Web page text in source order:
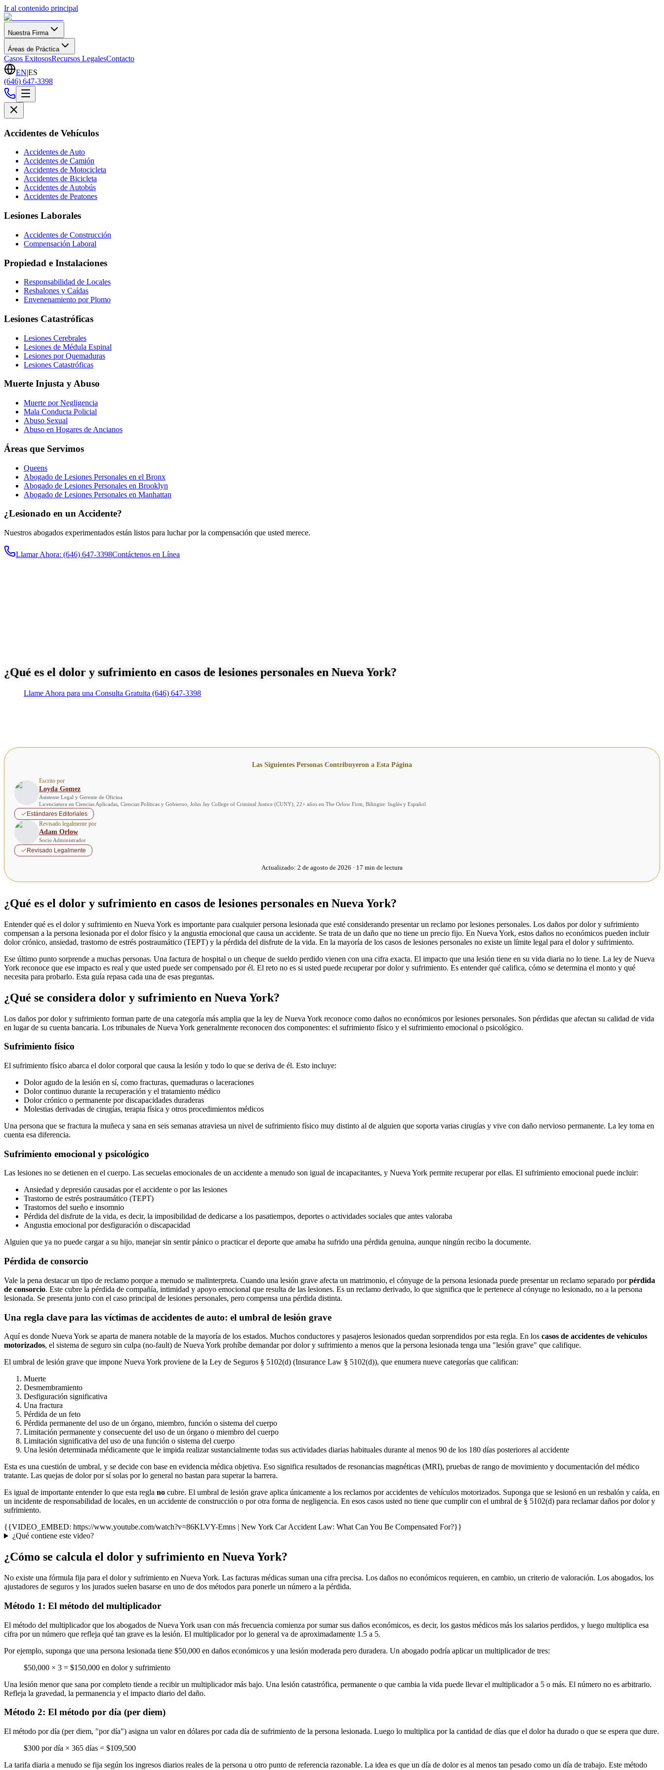
Ir al contenido principal
Nuestra Firma
Áreas de Práctica
Casos ExitososRecursos LegalesContacto
EN|ES
(646) 647-3398
Accidentes de Vehículos
Accidentes de Auto
Accidentes de Camión
Accidentes de Motocicleta
Accidentes de Bicicleta
Accidentes de Autobús
Accidentes de Peatones
Lesiones Laborales
Accidentes de Construcción
Compensación Laboral
Propiedad e Instalaciones
Responsabilidad de Locales
Resbalones y Caídas
Envenenamiento por Plomo
Lesiones Catastróficas
Lesiones Cerebrales
Lesiones de Médula Espinal
Lesiones por Quemaduras
Lesiones Catastróficas
Muerte Injusta y Abuso
Muerte por Negligencia
Mala Conducta Policial
Abuso Sexual
Abuso en Hogares de Ancianos
Áreas que Servimos
Queens
Abogado de Lesiones Personales en el Bronx
Abogado de Lesiones Personales en Brooklyn
Abogado de Lesiones Personales en Manhattan
¿Lesionado en un Accidente?
Nuestros abogados experimentados están listos para luchar por la compensación que usted merece.
Llamar Ahora: (646) 647-3398Contáctenos en Línea
¿Qué es el dolor y sufrimiento en casos de lesiones personales en Nueva York?
Llame Ahora para una Consulta Gratuita (646) 647-3398
Las Siguientes Personas Contribuyeron a Esta Página
Escrito por
Loyda Gomez
Asistente Legal y Gerente de Oficina
Licenciatura en Ciencias Aplicadas, Ciencias Políticas y Gobierno, John Jay College of Criminal Justice (CUNY), 22+ años en The Orlow Firm, Bilingüe: Inglés y Español
Estándares Editoriales
Revisado legalmente por
Adam Orlow
Socio Administrador
Revisado Legalmente
Actualizado: 2 de agosto de 2026 · 17 min de lectura
¿Qué es el dolor y sufrimiento en casos de lesiones personales en Nueva York?
Entender qué es el dolor y sufrimiento en Nueva York es importante para cualquier persona lesionada que esté considerando presentar un reclamo por lesiones personales. Los daños por dolor y sufrimiento
compensan a la persona lesionada por el dolor físico y la angustia emocional que causa un accidente. Se trata de un daño que no tiene un precio fijo. En Nueva York, estos daños no económicos pueden incluir
dolor crónico, ansiedad, trastorno de estrés postraumático (TEPT) y la pérdida del disfrute de la vida. En la mayoría de los casos de lesiones personales no existe un límite legal para el dolor y sufrimiento.
Ese último punto sorprende a muchas personas. Una factura de hospital o un cheque de sueldo perdido vienen con una cifra exacta. El impacto que una lesión tiene en su vida diaria no lo tiene. La ley de Nueva
York reconoce que ese impacto es real y que usted puede ser compensado por él. El reto no es si usted puede recuperar por dolor y sufrimiento. Es entender qué califica, cómo se determina el monto y qué
necesita para probarlo. Esta guía repasa cada una de esas preguntas.
¿Qué se considera dolor y sufrimiento en Nueva York?
Los daños por dolor y sufrimiento forman parte de una categoría más amplia que la ley de Nueva York reconoce como daños no económicos por lesiones personales. Son pérdidas que afectan su calidad de vida
en lugar de su cuenta bancaria. Los tribunales de Nueva York generalmente reconocen dos componentes: el sufrimiento físico y el sufrimiento emocional o psicológico.
Sufrimiento físico
El sufrimiento físico abarca el dolor corporal que causa la lesión y todo lo que se deriva de él. Esto incluye:
Dolor agudo de la lesión en sí, como fracturas, quemaduras o laceraciones
Dolor continuo durante la recuperación y el tratamiento médico
Dolor crónico o permanente por discapacidades duraderas
Molestias derivadas de cirugías, terapia física y otros procedimientos médicos
Una persona que se fractura la muñeca y sana en seis semanas atraviesa un nivel de sufrimiento físico muy distinto al de alguien que soporta varias cirugías y vive con daño nervioso permanente. La ley toma en
cuenta esa diferencia.
Sufrimiento emocional y psicológico
Las lesiones no se detienen en el cuerpo. Las secuelas emocionales de un accidente a menudo son igual de incapacitantes, y Nueva York permite recuperar por ellas. El sufrimiento emocional puede incluir:
Ansiedad y depresión causadas por el accidente o por las lesiones
Trastorno de estrés postraumático (TEPT)
Trastornos del sueño e insomnio
Pérdida del disfrute de la vida, es decir, la imposibilidad de dedicarse a los pasatiempos, deportes o actividades sociales que antes valoraba
Angustia emocional por desfiguración o discapacidad
Alguien que ya no puede cargar a su hijo, manejar sin sentir pánico o practicar el deporte que amaba ha sufrido una pérdida genuina, aunque ningún recibo la documente.
Pérdida de consorcio
Vale la pena destacar un tipo de reclamo porque a menudo se malinterpreta. Cuando una lesión grave afecta un matrimonio, el cónyuge de la persona lesionada puede presentar un reclamo separado porpérdida
de consorcio. Este cubre la pérdida de compañía, intimidad y apoyo emocional que resulta de las lesiones. Es un reclamo derivado, lo que significa que le pertenece al cónyuge no lesionado, no a la persona
lesionada. Se presenta junto con el caso principal de lesiones personales, pero compensa una pérdida distinta.
Una regla clave para las víctimas de accidentes de auto: el umbral de lesión grave
Aquí es donde Nueva York se aparta de manera notable de la mayoría de los estados. Muchos conductores y pasajeros lesionados quedan sorprendidos por esta regla. En los casos de accidentes de vehículos
motorizados, el sistema de seguro sin culpa (no-fault) de Nueva York prohíbe demandar por dolor y sufrimiento a menos que la persona lesionada tenga una "lesión grave" que califique.
El umbral de lesión grave que impone Nueva York proviene de la Ley de Seguros § 5102(d) (Insurance Law § 5102(d)), que enumera nueve categorías que califican:
Muerte
Desmembramiento
Desfiguración significativa
Una fractura
Pérdida de un feto
Pérdida permanente del uso de un órgano, miembro, función o sistema del cuerpo
Limitación permanente y consecuente del uso de un órgano o miembro del cuerpo
Limitación significativa del uso de una función o sistema del cuerpo
Una lesión determinada médicamente que le impida realizar sustancialmente todas sus actividades diarias habituales durante al menos 90 de los 180 días posteriores al accidente
Esta es una cuestión de umbral, y se decide con base en evidencia médica objetiva. Eso significa resultados de resonancias magnéticas (MRI), pruebas de rango de movimiento y documentación del médico
tratante. Las quejas de dolor por sí solas por lo general no bastan para superar la barrera.
Es igual de importante entender lo que esta regla no cubre. El umbral de lesión grave aplica únicamente a los reclamos por accidentes de vehículos motorizados. Suponga que se lesionó en un resbalón y caída, en
un incidente de responsabilidad de locales, en un accidente de construcción o por otra forma de negligencia. En esos casos usted no tiene que cumplir con el umbral de § 5102(d) para reclamar daños por dolor y
sufrimiento.
{{VIDEO_EMBED: https://www.youtube.com/watch?v=86KLVY-Emns | New York Car Accident Law: What Can You Be Compensated For?}}
¿Qué contiene este video?
¿Cómo se calcula el dolor y sufrimiento en Nueva York?
No existe una fórmula fija para el dolor y sufrimiento en Nueva York. Las facturas médicas suman una cifra precisa. Los daños no económicos requieren, en cambio, un criterio de valoración. Los abogados, los
ajustadores de seguros y los jurados suelen basarse en uno de dos métodos para ponerle un número a la pérdida.
Método 1: El método del multiplicador
El método del multiplicador que los abogados de Nueva York usan con más frecuencia comienza por sumar sus daños económicos, es decir, los gastos médicos más los salarios perdidos, y luego multiplica esa
cifra por un número que refleja qué tan grave es la lesión. El multiplicador por lo general va de aproximadamente 1.5 a 5.
Por ejemplo, suponga que una persona lesionada tiene $50,000 en daños económicos y una lesión moderada pero duradera. Un abogado podría aplicar un multiplicador de tres:
$50,000 × 3 = $150,000 en dolor y sufrimiento
Una lesión menor que sana por completo tiende a recibir un multiplicador más bajo. Una lesión catastrófica, permanente o que cambia la vida puede llevar el multiplicador a 5 o más. El número no es arbitrario.
Refleja la gravedad, la permanencia y el impacto diario del daño.
Método 2: El método por día (per diem)
El método por día (per diem, "por día") asigna un valor en dólares por cada día de sufrimiento de la persona lesionada. Luego lo multiplica por la cantidad de días que el dolor ha durado o que se espera que dure.
$300 por día × 365 días = $109,500
La tarifa diaria a menudo se fija según los ingresos diarios reales de la persona u otro punto de referencia razonable. La idea es que un día de dolor es al menos tan pesado como un día de trabajo. Este método